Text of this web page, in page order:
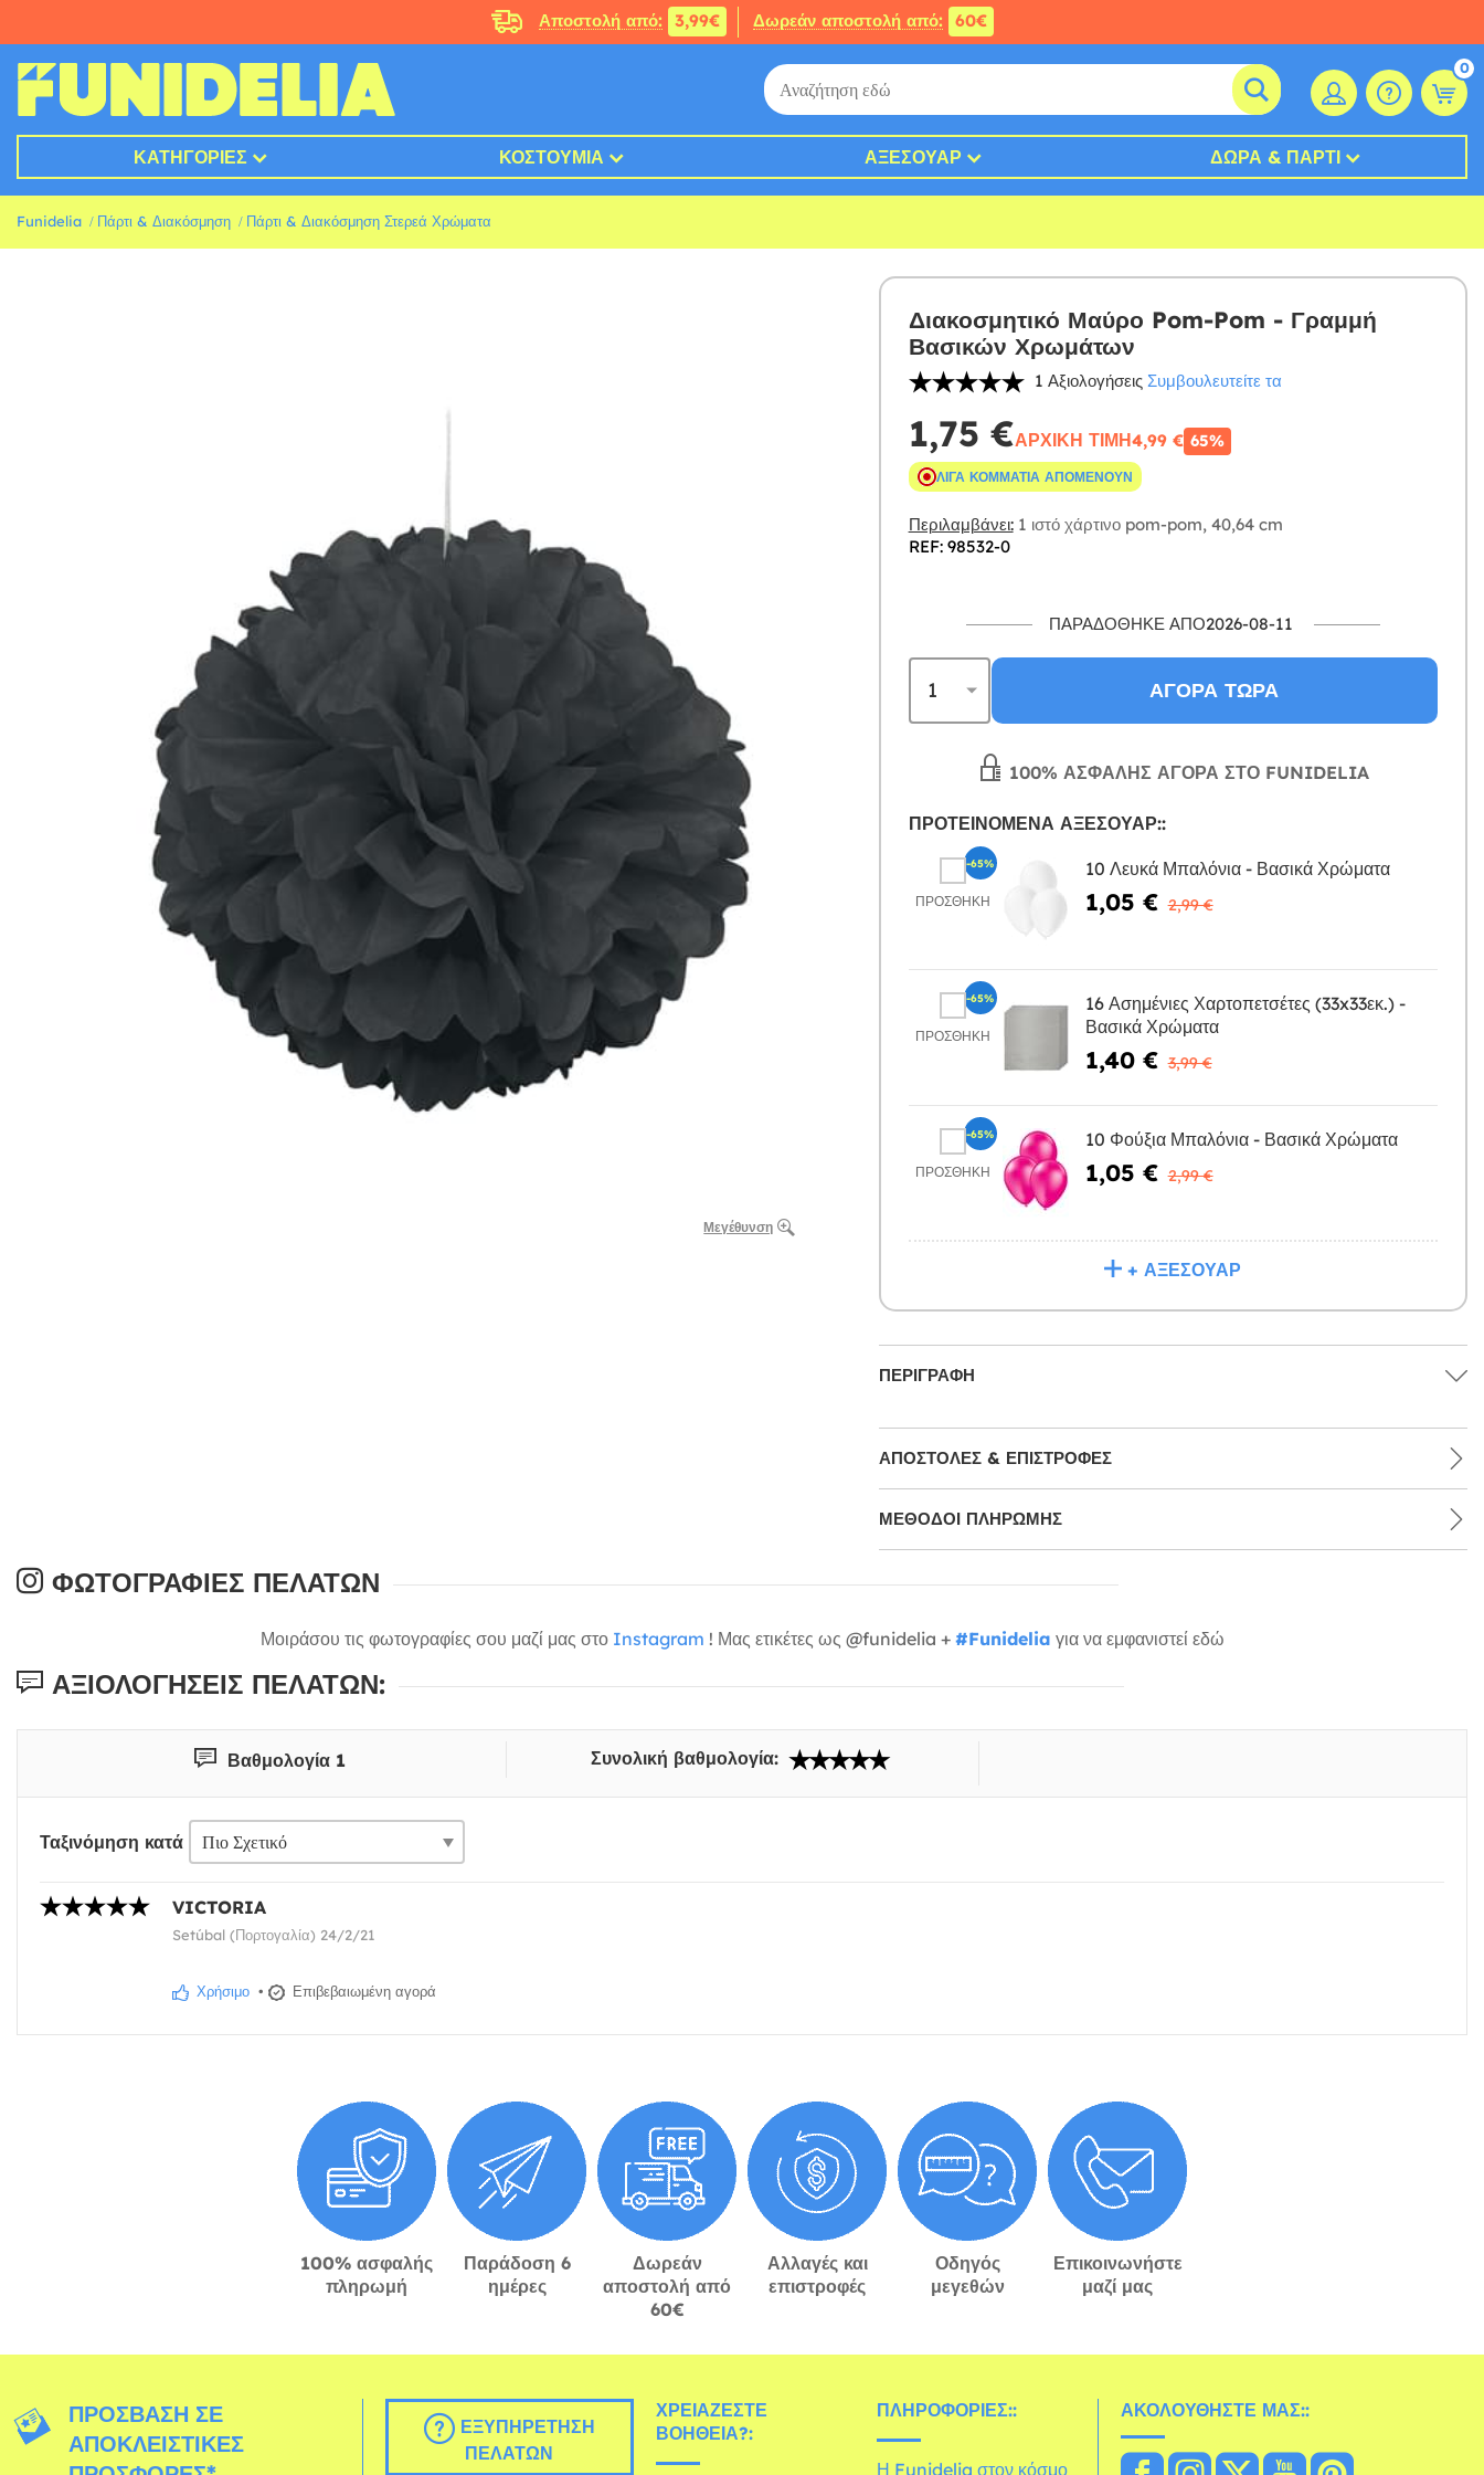
Αποστολή από: 3,99€ Δωρεάν αποστολή από: 60€
0
ΚΑΤΗΓΟΡΊΕΣ ΚΟΣΤΟΎΜΙΑ ΑΞΕΣΟΥΆΡ ΔΏΡΑ & ΠΆΡΤΙ
Funidelia Πάρτι & Διακόσμηση Πάρτι & Διακόσμηση Στερεά Χρώματα
Μεγέθυνση
Διακοσμητικό Μαύρο Pom-Pom - Γραμμή
Βασικών Χρωμάτων
1 Αξιολογήσεις Συμβουλευτείτε τα
1,75 €ΑΡΧΙΚΉ ΤΙΜΉ4,99 € 65%
ΛΊΓΑ ΚΟΜΜΆΤΙΑ ΑΠΟΜΈΝΟΥΝ
Περιλαμβάνει:1 ιστό χάρτινο pom-pom, 40,64 cm
REF: 98532-0
ΠΑΡΑΔΌΘΗΚΕ ΑΠΌ2026-08-11
ΑΓΟΡΆ ΤΏΡΑ
100% ΑΣΦΑΛΉΣ ΑΓΟΡΆ ΣΤΟ FUNIDELIA
ΠΡΟΤΕΙΝΌΜΕΝΑ ΑΞΕΣΟΥΆΡ::
ΠΡΟΣΘΉΚΗ
10 Λευκά Μπαλόνια - Βασικά Χρώματα
1,05 € 2,99 €
-65%
ΠΡΟΣΘΉΚΗ
16 Ασημένιες Χαρτοπετσέτες (33x33εκ.) -
Βασικά Χρώματα
1,40 € 3,99 €
-65%
ΠΡΟΣΘΉΚΗ
10 Φούξια Μπαλόνια - Βασικά Χρώματα
1,05 € 2,99 €
-65%
+ ΑΞΕΣΟΥΆΡ
ΠΕΡΙΓΡΑΦΉ
ΑΠΟΣΤΟΛΈΣ & ΕΠΙΣΤΡΟΦΈΣ
ΜΕΘΌΔΟΙ ΠΛΗΡΩΜΉΣ
ΦΩΤΟΓΡΑΦΊΕΣ ΠΕΛΑΤΏΝ
Μοιράσου τις φωτογραφίες σου μαζί μας στο Instagram ! Μας ετικέτες ως @funidelia + #Funidelia για να εμφανιστεί εδώ
ΑΞΙΟΛΟΓΉΣΕΙΣ ΠΕΛΑΤΏΝ:
Βαθμολογία 1 Συνολική βαθμολογία:
Ταξινόμηση κατά
VICTORIA
Setúbal (Πορτογαλία) 24/2/21
Χρήσιμο • Επιβεβαιωμένη αγορά
100% ασφαλής
πληρωμή
Παράδοση 6
ημέρες
Δωρεάν
αποστολή από
60€
Αλλαγές και
επιστροφές
Οδηγός
μεγεθών
Επικοινωνήστε
μαζί μας
ΠΡΌΣΒΑΣΗ ΣΕ
ΑΠΟΚΛΕΙΣΤΙΚΈΣ
ΕΞΥΠΗΡΈΤΗΣΗ
ΠΕΛΑΤΏΝ
ΧΡΕΙΆΖΕΣΤΕ
ΒΟΉΘΕΙΑ?:
ΠΛΗΡΟΦΟΡΊΕΣ::
Η Funidelia στον κόσμο
ΑΚΟΛΟΥΘΉΣΤΕ ΜΑΣ::